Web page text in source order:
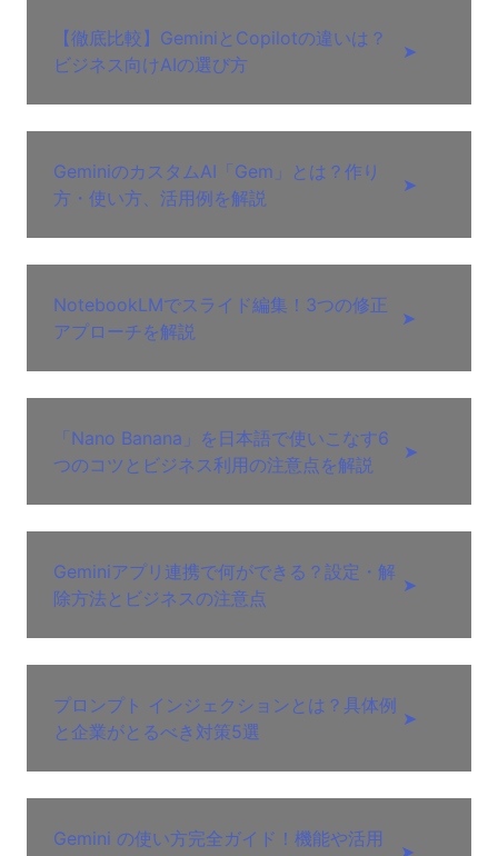
【徹底比較】GeminiとCopilotの違いは？
ビジネス向けAIの選び方
➤
GeminiのカスタムAI「Gem」とは？作り
方・使い方、活用例を解説
➤
NotebookLMでスライド編集！3つの修正
アプローチを解説
➤
「Nano Banana」を日本語で使いこなす6
つのコツとビジネス利用の注意点を解説
➤
Geminiアプリ連携で何ができる？設定・解
除方法とビジネスの注意点
➤
プロンプト インジェクションとは？具体例
と企業がとるべき対策5選
➤
Gemini の使い方完全ガイド！機能や活用
➤